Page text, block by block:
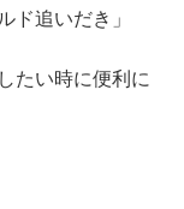
ド追いだき」
たい時に便利に